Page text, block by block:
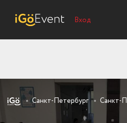
Вход
Санкт-Петербург Санкт-